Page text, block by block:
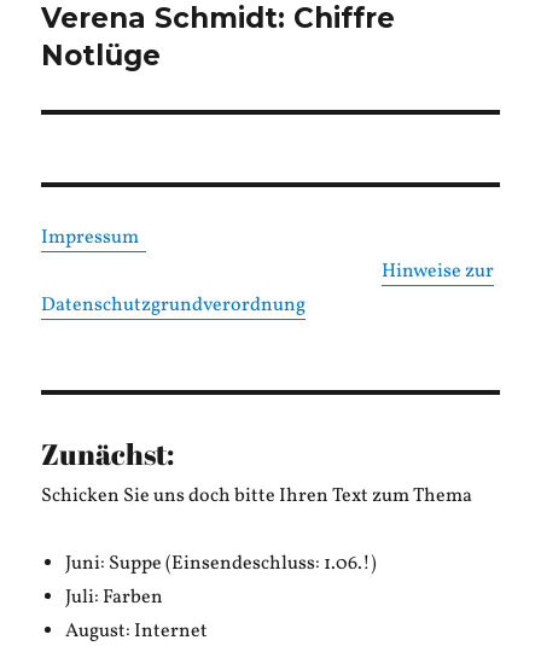
Nächster
Beitrag:
Verena Schmidt: Chiffre
Notlüge
Impressum
Hinweise zur
Datenschutzgrundverordnung
Zunächst:
Schicken Sie uns doch bitte Ihren Text zum Thema
Juni: Suppe (Einsendeschluss: 1.06.!)
Juli: Farben
August: Internet